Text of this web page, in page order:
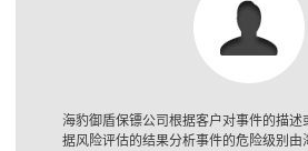
海豹御盾保镖公司根据客户对事件的描述
据风险评估的结果分析事件的危险级别由